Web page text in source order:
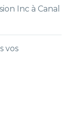
Inc à Canal
vos